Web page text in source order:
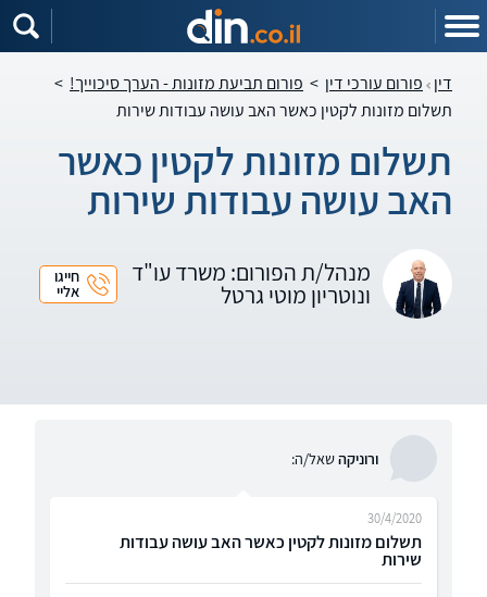
דין פורום עורכי דין > פורום תביעת מזונות - הערך סיכוייך! >
תשלום מזונות לקטין כאשר האב עושה עבודות שירות
תשלום מזונות לקטין כאשר
האב עושה עבודות שירות
מנהל/ת הפורום: משרד עו"ד
ונוטריון מוטי גרטל
חייגו
אליי
ורוניקהשאל/ה:
תשלום מזונות לקטין כאשר האב עושה עבודות
שירות
30/4/2020